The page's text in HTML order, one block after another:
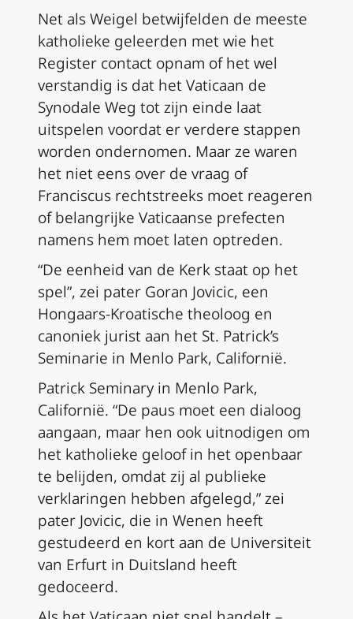
Net als Weigel betwijfelden de meeste
katholieke geleerden met wie het
Register contact opnam of het wel
verstandig is dat het Vaticaan de
Synodale Weg tot zijn einde laat
uitspelen voordat er verdere stappen
worden ondernomen. Maar ze waren
het niet eens over de vraag of
Franciscus rechtstreeks moet reageren
of belangrijke Vaticaanse prefecten
namens hem moet laten optreden.
“De eenheid van de Kerk staat op het
spel”, zei pater Goran Jovicic, een
Hongaars-Kroatische theoloog en
canoniek jurist aan het St. Patrick’s
Seminarie in Menlo Park, Californië.
Patrick Seminary in Menlo Park,
Californië. “De paus moet een dialoog
aangaan, maar hen ook uitnodigen om
het katholieke geloof in het openbaar
te belijden, omdat zij al publieke
verklaringen hebben afgelegd,” zei
pater Jovicic, die in Wenen heeft
gestudeerd en kort aan de Universiteit
van Erfurt in Duitsland heeft
gedoceerd.